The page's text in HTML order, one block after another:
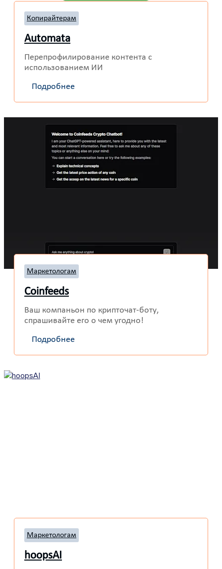
Копирайтерам
Automata
Перепрофилирование контента с
использованием ИИ
Подробнее
Маркетологам
Coinfeeds
Ваш компаньон по крипточат-боту,
спрашивайте его о чем угодно!
Подробнее
Маркетологам
hoopsAI